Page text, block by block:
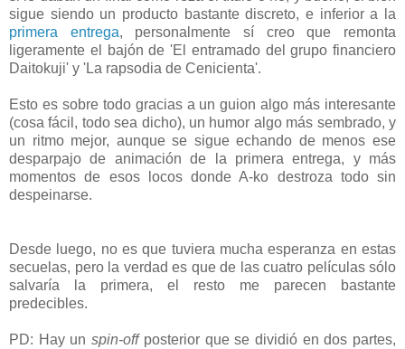
sigue siendo un producto bastante discreto, e inferior a la
primera entrega, personalmente sí creo que remonta
ligeramente el bajón de 'El entramado del grupo financiero
Daitokuji' y 'La rapsodia de Cenicienta'.
Esto es sobre todo gracias a un guion algo más interesante
(cosa fácil, todo sea dicho), un humor algo más sembrado, y
un ritmo mejor, aunque se sigue echando de menos ese
desparpajo de animación de la primera entrega, y más
momentos de esos locos donde A-ko destroza todo sin
despeinarse.
Desde luego, no es que tuviera mucha esperanza en estas
secuelas, pero la verdad es que de las cuatro películas sólo
salvaría la primera, el resto me parecen bastante
predecibles.
PD: Hay unspin-offposterior que se dividió en dos partes,